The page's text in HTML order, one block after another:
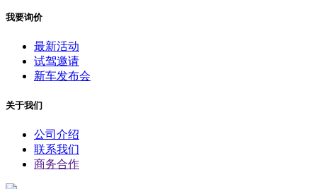
我要询价
最新活动
试驾邀请
新车发布会
关于我们
公司介绍
联系我们
商务合作